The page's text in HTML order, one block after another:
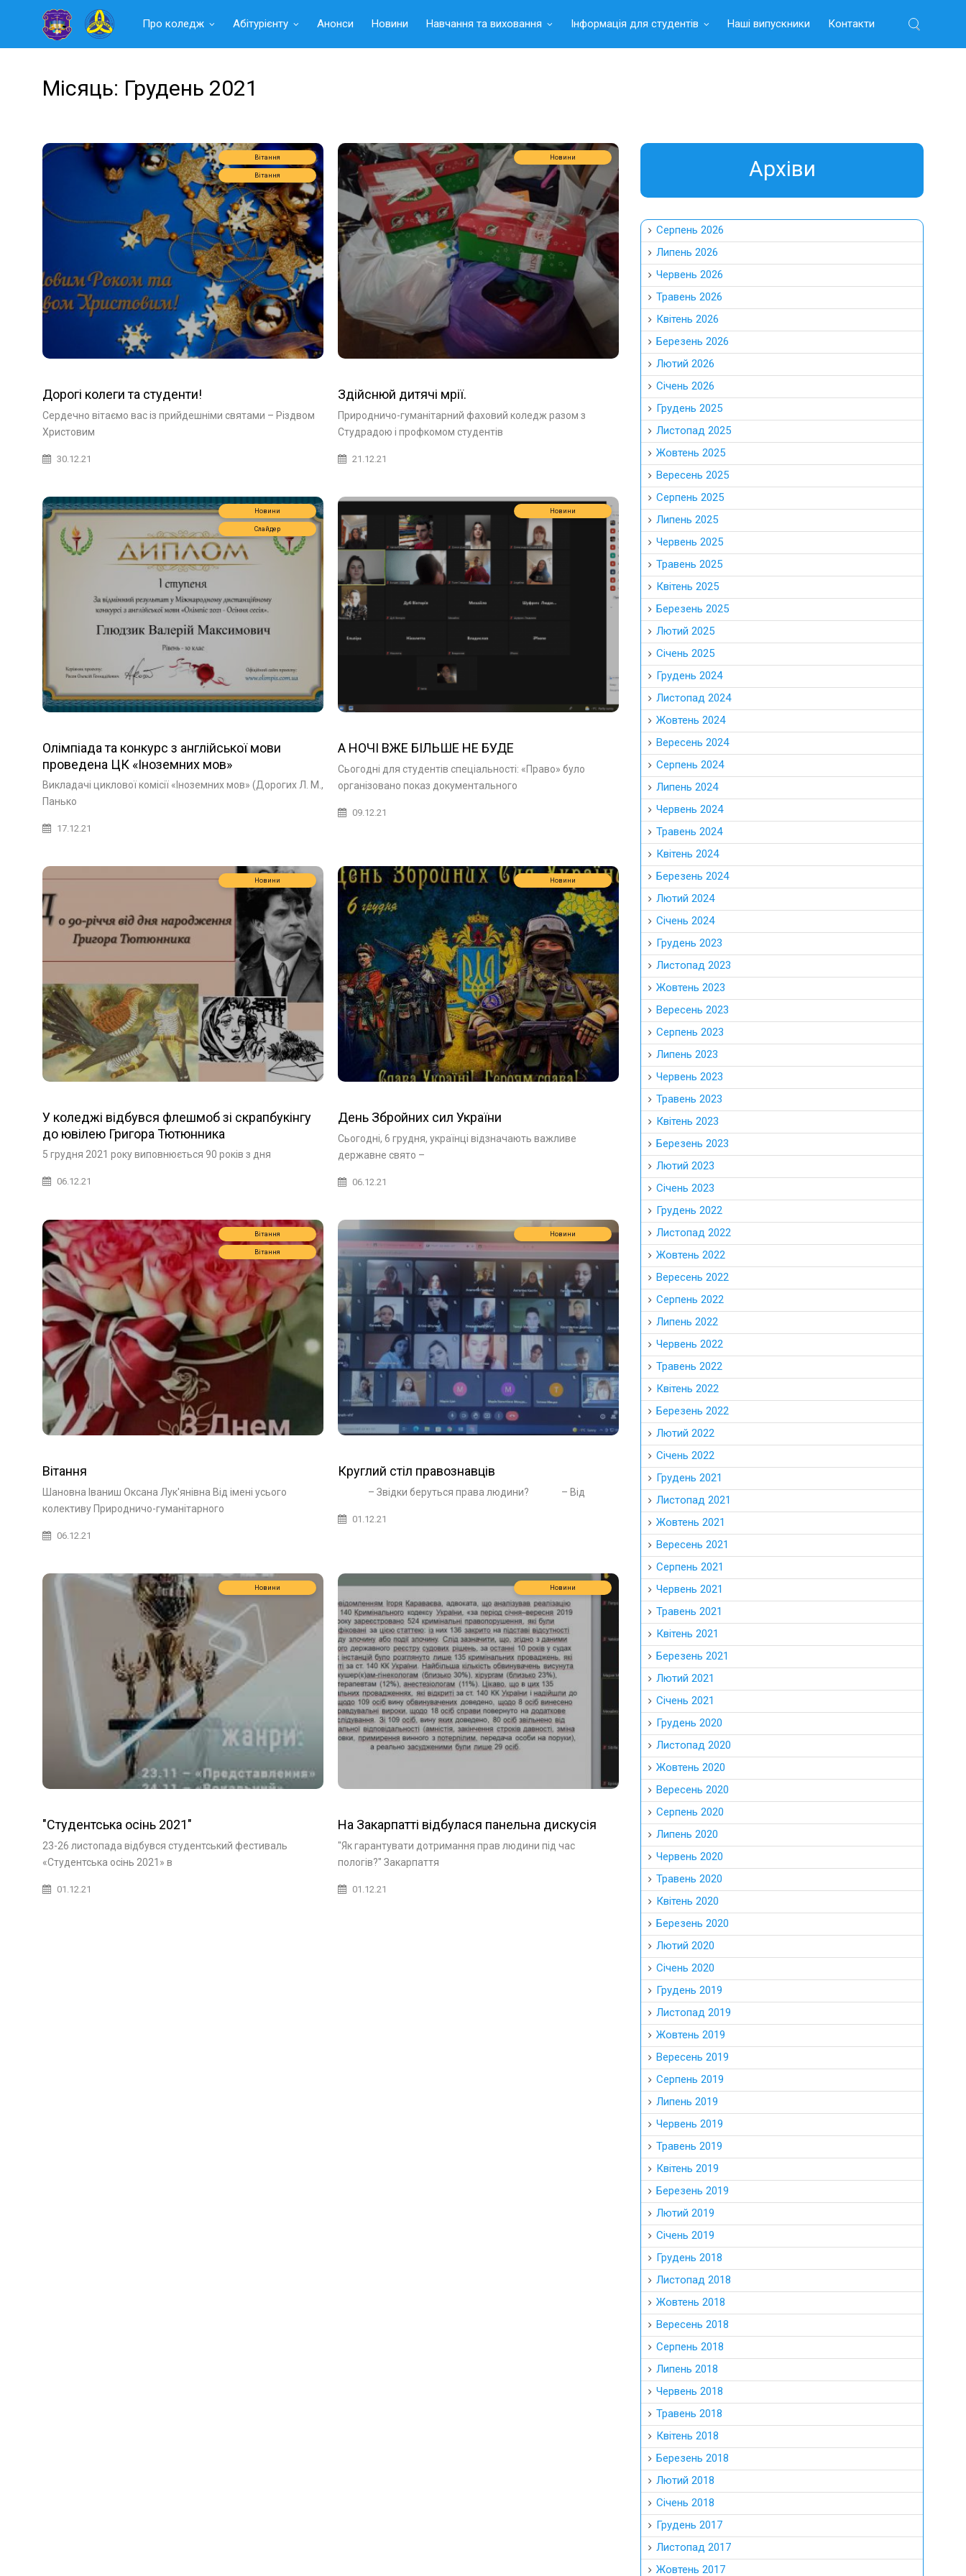
Читать
Про коледж Абітурієнту Анонси Новини Навчання та виховання Інформація для студентів Наші випускники Контакти
Місяць: Грудень 2021
Вітання
Вітання
Дорогі колеги та студенти!
Сердечно вітаємо вас із прийдешніми святами – Різдвом
Христовим
30.12.21
Новини
Здійснюй дитячі мрії.
Природничо-гуманітарний фаховий коледж разом з
Студрадою і профкомом студентів
21.12.21
Новини
Слайдер
Олімпіада та конкурс з англійської мови
проведена ЦК «Іноземних мов»
Викладачі циклової комісії «Іноземних мов» (Дорогих Л. М.,
Панько
17.12.21
Новини
А НОЧІ ВЖЕ БІЛЬШЕ НЕ БУДЕ
Сьогодні для студентів спеціальності: «Право» було
організовано показ документального
09.12.21
Новини
У коледжі відбувся флешмоб зі скрапбукінгу
до ювілею Григора Тютюнника
5 грудня 2021 року виповнюється 90 років з дня
06.12.21
Новини
День Збройних сил України
Сьогодні, 6 грудня, українці відзначають важливе
державне свято –
06.12.21
Вітання
Вітання
Вітання
Шановна Іваниш Оксана Лук'янівна Від імені усього
колективу Природничо-гуманітарного
06.12.21
Новини
Круглий стіл правознавців
– Звідки беруться права людини? – Від
01.12.21
Новини
"Студентська осінь 2021"
23-26 листопада відбувся студентський фестиваль
«Студентська осінь 2021» в
01.12.21
Новини
На Закарпатті відбулася панельна дискусія
"Як гарантувати дотримання прав людини під час
пологів?" Закарпаття
01.12.21
Aрхіви
Серпень 2026
Липень 2026
Червень 2026
Травень 2026
Квітень 2026
Березень 2026
Лютий 2026
Січень 2026
Грудень 2025
Листопад 2025
Жовтень 2025
Вересень 2025
Серпень 2025
Липень 2025
Червень 2025
Травень 2025
Квітень 2025
Березень 2025
Лютий 2025
Січень 2025
Грудень 2024
Листопад 2024
Жовтень 2024
Вересень 2024
Серпень 2024
Липень 2024
Червень 2024
Травень 2024
Квітень 2024
Березень 2024
Лютий 2024
Січень 2024
Грудень 2023
Листопад 2023
Жовтень 2023
Вересень 2023
Серпень 2023
Липень 2023
Червень 2023
Травень 2023
Квітень 2023
Березень 2023
Лютий 2023
Січень 2023
Грудень 2022
Листопад 2022
Жовтень 2022
Вересень 2022
Серпень 2022
Липень 2022
Червень 2022
Травень 2022
Квітень 2022
Березень 2022
Лютий 2022
Січень 2022
Грудень 2021
Листопад 2021
Жовтень 2021
Вересень 2021
Серпень 2021
Червень 2021
Травень 2021
Квітень 2021
Березень 2021
Лютий 2021
Січень 2021
Грудень 2020
Листопад 2020
Жовтень 2020
Вересень 2020
Серпень 2020
Липень 2020
Червень 2020
Травень 2020
Квітень 2020
Березень 2020
Лютий 2020
Січень 2020
Грудень 2019
Листопад 2019
Жовтень 2019
Вересень 2019
Серпень 2019
Липень 2019
Червень 2019
Травень 2019
Квітень 2019
Березень 2019
Лютий 2019
Січень 2019
Грудень 2018
Листопад 2018
Жовтень 2018
Вересень 2018
Серпень 2018
Липень 2018
Червень 2018
Травень 2018
Квітень 2018
Березень 2018
Лютий 2018
Січень 2018
Грудень 2017
Листопад 2017
Жовтень 2017